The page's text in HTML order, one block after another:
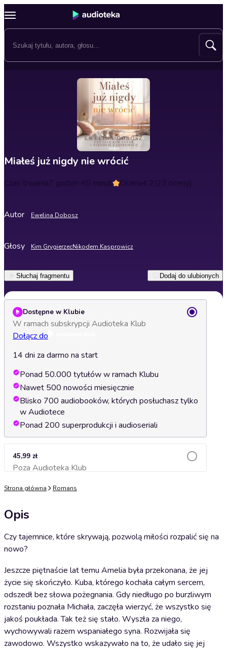
Miałeś już nigdy nie wrócić
Czas trwania7 godzin 40 minut Ocena4.2(23 oceny)
Autor Ewelina Dobosz
Głosy Kim GrygierzecNikodem Kasprowicz
Słuchaj fragmentu Dodaj do ulubionych
Dostępne w Klubie
W ramach subskrypcji Audioteka Klub
Dołącz do
14 dni za darmo na start
Ponad 50.000 tytułów w ramach Klubu
Nawet 500 nowości miesięcznie
Blisko 700 audiobooków, których posłuchasz tylko
w Audiotece
Ponad 200 superprodukcji i audioseriali
45,99 zł
Poza Audioteka KlubDodaj do koszyka
Strona główna Romans
Opis
Czy tajemnice, które skrywają, pozwolą miłości rozpalić się na
nowo?
Jeszcze piętnaście lat temu Amelia była przekonana, że jej
życie się skończyło. Kuba, którego kochała całym sercem,
odszedł bez słowa pożegnania. Gdy niedługo po burzliwym
rozstaniu poznała Michała, zaczęła wierzyć, że wszystko się
jakoś poukłada. Tak też się stało. Wyszła za niego,
wychowywali razem wspaniałego syna. Rozwijała się
zawodowo. Wszystko wskazywało na to, że udało się jej